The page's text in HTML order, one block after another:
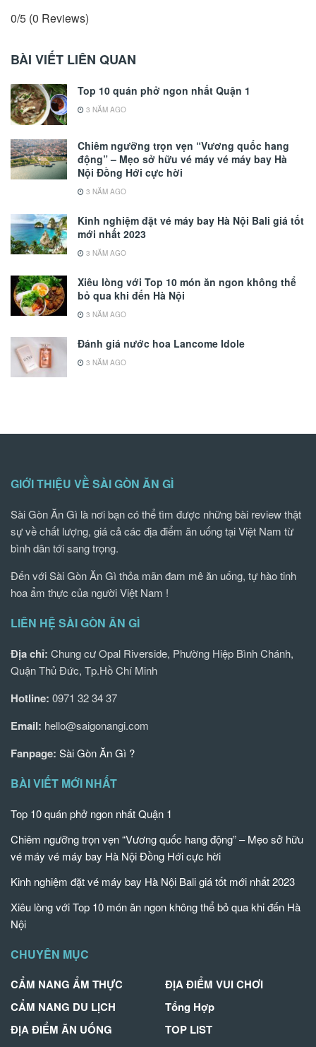
0/5 (0 Reviews)
BÀI VIẾT LIÊN QUAN
Top 10 quán phở ngon nhất Quận 1
3 NĂM AGO
Chiêm ngưỡng trọn vẹn “Vương quốc hang
động” – Mẹo sở hữu vé máy vé máy bay Hà
Nội Đồng Hới cực hời
3 NĂM AGO
Kinh nghiệm đặt vé máy bay Hà Nội Bali giá tốt
mới nhất 2023
3 NĂM AGO
Xiêu lòng với Top 10 món ăn ngon không thể
bỏ qua khi đến Hà Nội
3 NĂM AGO
Đánh giá nước hoa Lancome Idole
3 NĂM AGO
GIỚI THIỆU VỀ SÀI GÒN ĂN GÌ
Sài Gòn Ăn Gì là nơi bạn có thể tìm được những bài review thật
sự về chất lượng, giá cả các địa điểm ăn uống tại Việt Nam từ
bình dân tới sang trọng.
Đến với Sài Gòn Ăn Gì thỏa mãn đam mê ăn uống, tự hào tinh
hoa ẩm thực của người Việt Nam !
LIÊN HỆ SÀI GÒN ĂN GÌ
Địa chỉ: Chung cư Opal Riverside, Phường Hiệp Bình Chánh,
Quận Thủ Đức, Tp.Hồ Chí Minh
Hotline: 0971 32 34 37
Email: hello@saigonangi.com
Fanpage: Sài Gòn Ăn Gì ?
BÀI VIẾT MỚI NHẤT
Top 10 quán phở ngon nhất Quận 1
Chiêm ngưỡng trọn vẹn “Vương quốc hang động” – Mẹo sở hữu
vé máy vé máy bay Hà Nội Đồng Hới cực hời
Kinh nghiệm đặt vé máy bay Hà Nội Bali giá tốt mới nhất 2023
Xiêu lòng với Top 10 món ăn ngon không thể bỏ qua khi đến Hà
Nội
CHUYÊN MỤC
CẨM NANG ẨM THỰC
CẨM NANG DU LỊCH
ĐỊA ĐIỂM ĂN UỐNG
ĐỊA ĐIỂM VUI CHƠI
Tổng Hợp
TOP LIST